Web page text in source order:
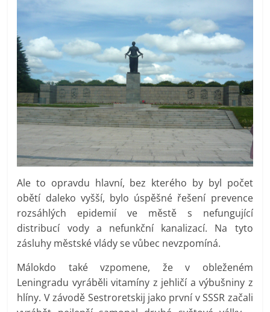
Ale to opravdu hlavní, bez kterého by byl počet
obětí daleko vyšší, bylo úspěšné řešení prevence
rozsáhlých epidemií ve městě s nefungující
distribucí vody a nefunkční kanalizací. Na tyto
zásluhy městské vlády se vůbec nevzpomíná.
Málokdo také vzpomene, že v obleženém
Leningradu vyráběli vitamíny z jehličí a výbušniny z
hlíny. V závodě Sestroretskij jako první v SSSR začali